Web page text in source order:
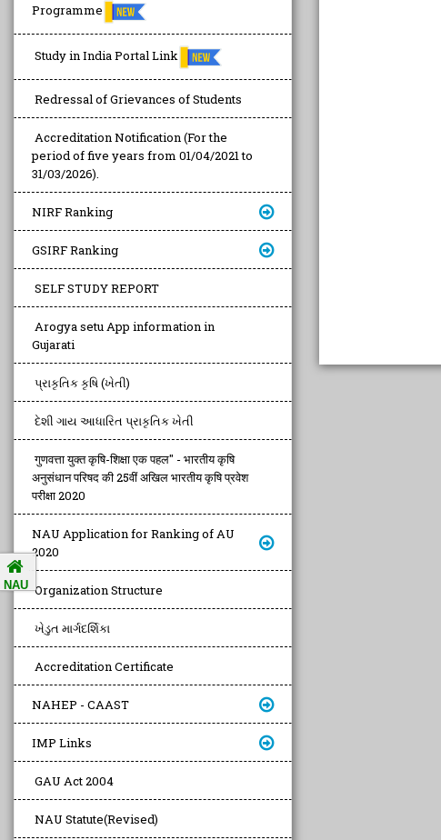
Programme
Study in India Portal Link
Redressal of Grievances of Students
Accreditation Notification (For the
period of five years from 01/04/2021 to
31/03/2026).
NIRF Ranking
GSIRF Ranking
SELF STUDY REPORT
Arogya setu App information in
Gujarati
પ્રાકૃતિક કૃષિ (ખેતી)
દેશી ગાય આધારિત પ્રાકૃતિક ખેતી
गुणवत्ता युक्त कृषि-शिक्षा एक पहल" - भारतीय कृषि
अनुसंधान परिषद की 25वीं अखिल भारतीय कृषि प्रवेश
परीक्षा 2020
NAU Application for Ranking of AU
2020
Organization Structure
ખેડુત માર્ગદર્શિકા
Accreditation Certificate
NAHEP - CAAST
IMP Links
GAU Act 2004
NAU Statute(Revised)
NAU